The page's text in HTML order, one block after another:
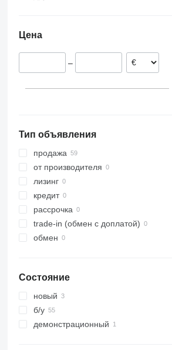
VariDiamant
VariOpal
Цена
–
Тип объявления
продажа
от производителя
лизинг
кредит
рассрочка
trade-in (обмен с доплатой)
обмен
Состояние
новый
б/у
демонстрационный